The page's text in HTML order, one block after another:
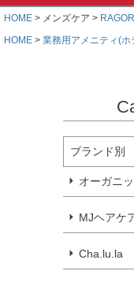
HOME メンズケア
HOME
業務用アメニティ(ホ
ブランド別
オーガニ
MJヘアケ
Cha.lu.la